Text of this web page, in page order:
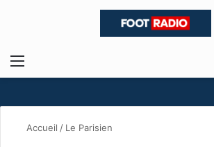
Menu
Accueil / Le Parisien